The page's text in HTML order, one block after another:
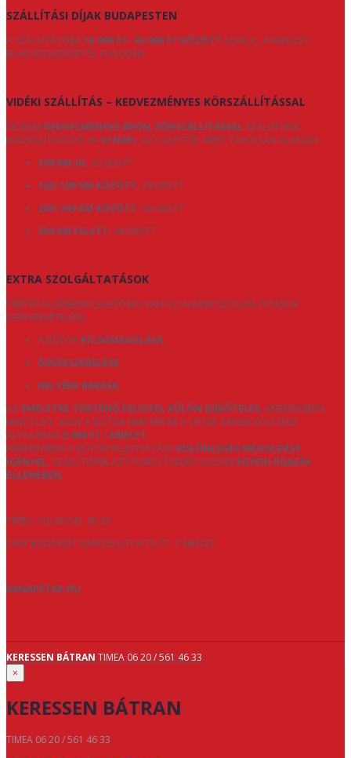
SZÁLLÍTÁSI DÍJAK BUDAPESTEN
A SZÁLLÍTÁS DÍJA16.000 FT–30.000 FT KÖZÖTT ALAKUL, A KERÜLET
ELHELYEZKEDÉSÉTŐL FÜGGŐEN.
VIDÉKI SZÁLLÍTÁS – KEDVEZMÉNYES KÖRSZÁLLÍTÁSSAL
VIDÉKRE KEDVEZMÉNYES ÁRON, KÖRSZÁLLÍTÁSSAL SZÁLLÍTUNK
(KISZÁLLÍTÁSI IDŐ: 2–10 NAP), AZ ÜZLETTŐL MÉRT TÁVOLSÁG ALAPJÁN:
100 KM-IG: 32.000 FT
100–199 KM KÖZÖTT: 39.000 FT
200–249 KM KÖZÖTT: 43.000 FT
250 KM FELETT: 48.000 FT
EXTRA SZOLGÁLTATÁSOK
TÉRÍTÉS ELLENÉBEN LEHETŐSÉG VAN AZ ALÁBBI SZOLGÁLTATÁSOK
IGÉNYBEVÉTELÉRE:
A BÚTOR KICSOMAGOLÁSA,
ÖSSZESZERELÉSE,
HELYÉRE RAKÁSA.
AZ EMELETRE TÖRTÉNŐ FELVITEL KÜLÖN DÍJKÖTELES, AMENNYIBEN
NINCS LIFT, VAGY A BÚTOR NEM FÉR BE A LIFTBE. ENNEK KÖLTSÉGE
ÁLTALÁBAN 2.000 FT / EMELET.
AMENNYIBEN A BÚTOR FELJUTTATÁSA KÜLÖNLEGES MEGOLDÁST
IGÉNYEL, SZÁLLÍTÓINK AZT IS MEG TUDJÁK OLDANI EGYEDI DÍJAZÁS
ELLENÉBEN.
TÍMEA +36 20 561 46 33
1047 BUDAPEST BAROSS UTCA 75-77. 1 EMELET
KANAPETAR.HU
KERESSEN BÁTRAN TIMEA 06 20 / 561 46 33
×
KERESSEN BÁTRAN
TIMEA 06 20 / 561 46 33